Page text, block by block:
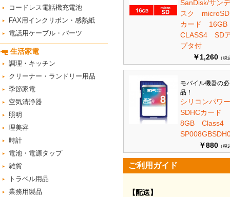
コードレス電話機充電池
FAX用インクリボン・感熱紙
電話用ケーブル・パーツ
生活家電
調理・キッチン
クリーナー・ランドリー用品
季節家電
空気清浄器
照明
理美容
時計
電池・電源タップ
雑貨
トラベル用品
業務用製品
SanDisk/サン
スク
カード
CLASS4 SD
プタ付
￥1,260 （税
モバイル機器の
品！
シリコンパ
SDHCカード
8GB
￥880 （税
ご利用ガイド
【配送】